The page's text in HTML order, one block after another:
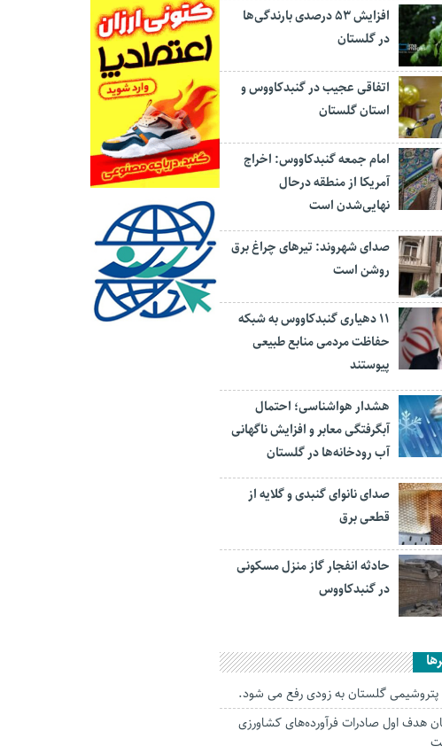
افزایش ۵۳ درصدی بارندگی‌ها
در گلستان
اتفاقی عجیب در‌ گنبدکاووس و
استان گلستان
امام جمعه گنبدکاووس: اخراج
آمریکا از منطقه درحال
نهایی‌شدن است
صدای شهروند: تیرهای چراغ برق
روشن است
۱۱ دهیاری گنبدکاووس به شبکه
حفاظت مردمی منابع طبیعی
پیوستند
هشدار هواشناسی؛ احتمال
آبگرفتگی معابر و افزایش ناگهانی
آب رودخانه‌ها در گلستان
صدای نانوای گنبدی و گلایه از
قطعی برق
حادثه انفجار گاز منزل مسکونی
در گنبدکاووس
گلستان به زودی رفع می شود.
هدف اول صادرات فرآورده‌های کشاورزی